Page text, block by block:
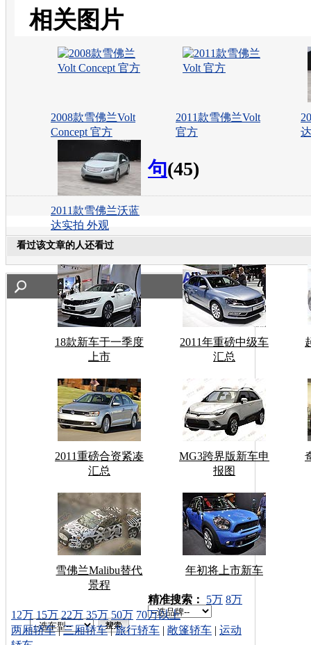
相关图片
2008款雪佛兰Volt
Concept 官方
2011款雪佛兰Volt
官方
2011款雪佛兰沃蓝
达实拍 外观
句(45)
看过该文章的人还看过
18款新车于一季度
上市
2011年重磅中级车
汇总
2011重磅合资紧凑
汇总
MG3跨界版新车申
报图
雪佛兰Malibu替代
景程
年初将上市新车
车型搜索：
精准搜索： 5万 8万
12万 15万 22万 35万 50万 70万以上
两厢轿车|三厢轿车|旅行轿车 | 敞篷轿车 | 运动